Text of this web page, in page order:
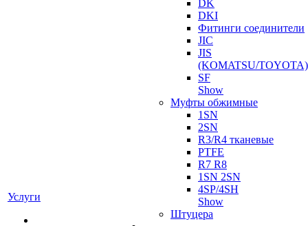
Услуги
DK
DKI
Фитинги соединители
JIC
JIS
(KOMATSU/TOYOTA)
SF
Show
Муфты обжимные
1SN
2SN
R3/R4 тканевые
PTFE
R7 R8
1SN 2SN
4SP/4SH
Show
Штуцера